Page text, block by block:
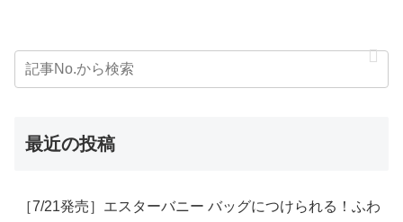
最近の投稿
［7/21発売］エスターバニー バッグにつけられる！ふわ